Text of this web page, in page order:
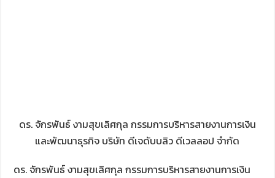
ดร. จักรพันธ์ งามสุขเลิศกุล กรรมการบริหารสายงานการเงิน
และพัฒนาธุรกิจ บริษัท ดีเจดับบลิว ดีเวลลอป จำกัด
ดร. จักรพันธ์ งามสุขเลิศกุล กรรมการบริหารสายงานการเงิน